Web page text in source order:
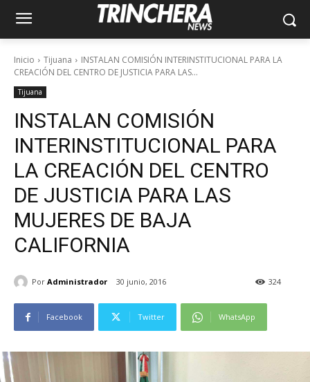
Inicio Tijuana
INSTALAN COMISIÓN INTERINSTITUCIONAL PARA LA
CREACIÓN DEL CENTRO DE JUSTICIA PARA LAS...
Tijuana
INSTALAN COMISIÓN
INTERINSTITUCIONAL PARA
LA CREACIÓN DEL CENTRO
DE JUSTICIA PARA LAS
MUJERES DE BAJA
CALIFORNIA
Por Administrador 30 junio, 2016 324
Facebook Twitter WhatsApp